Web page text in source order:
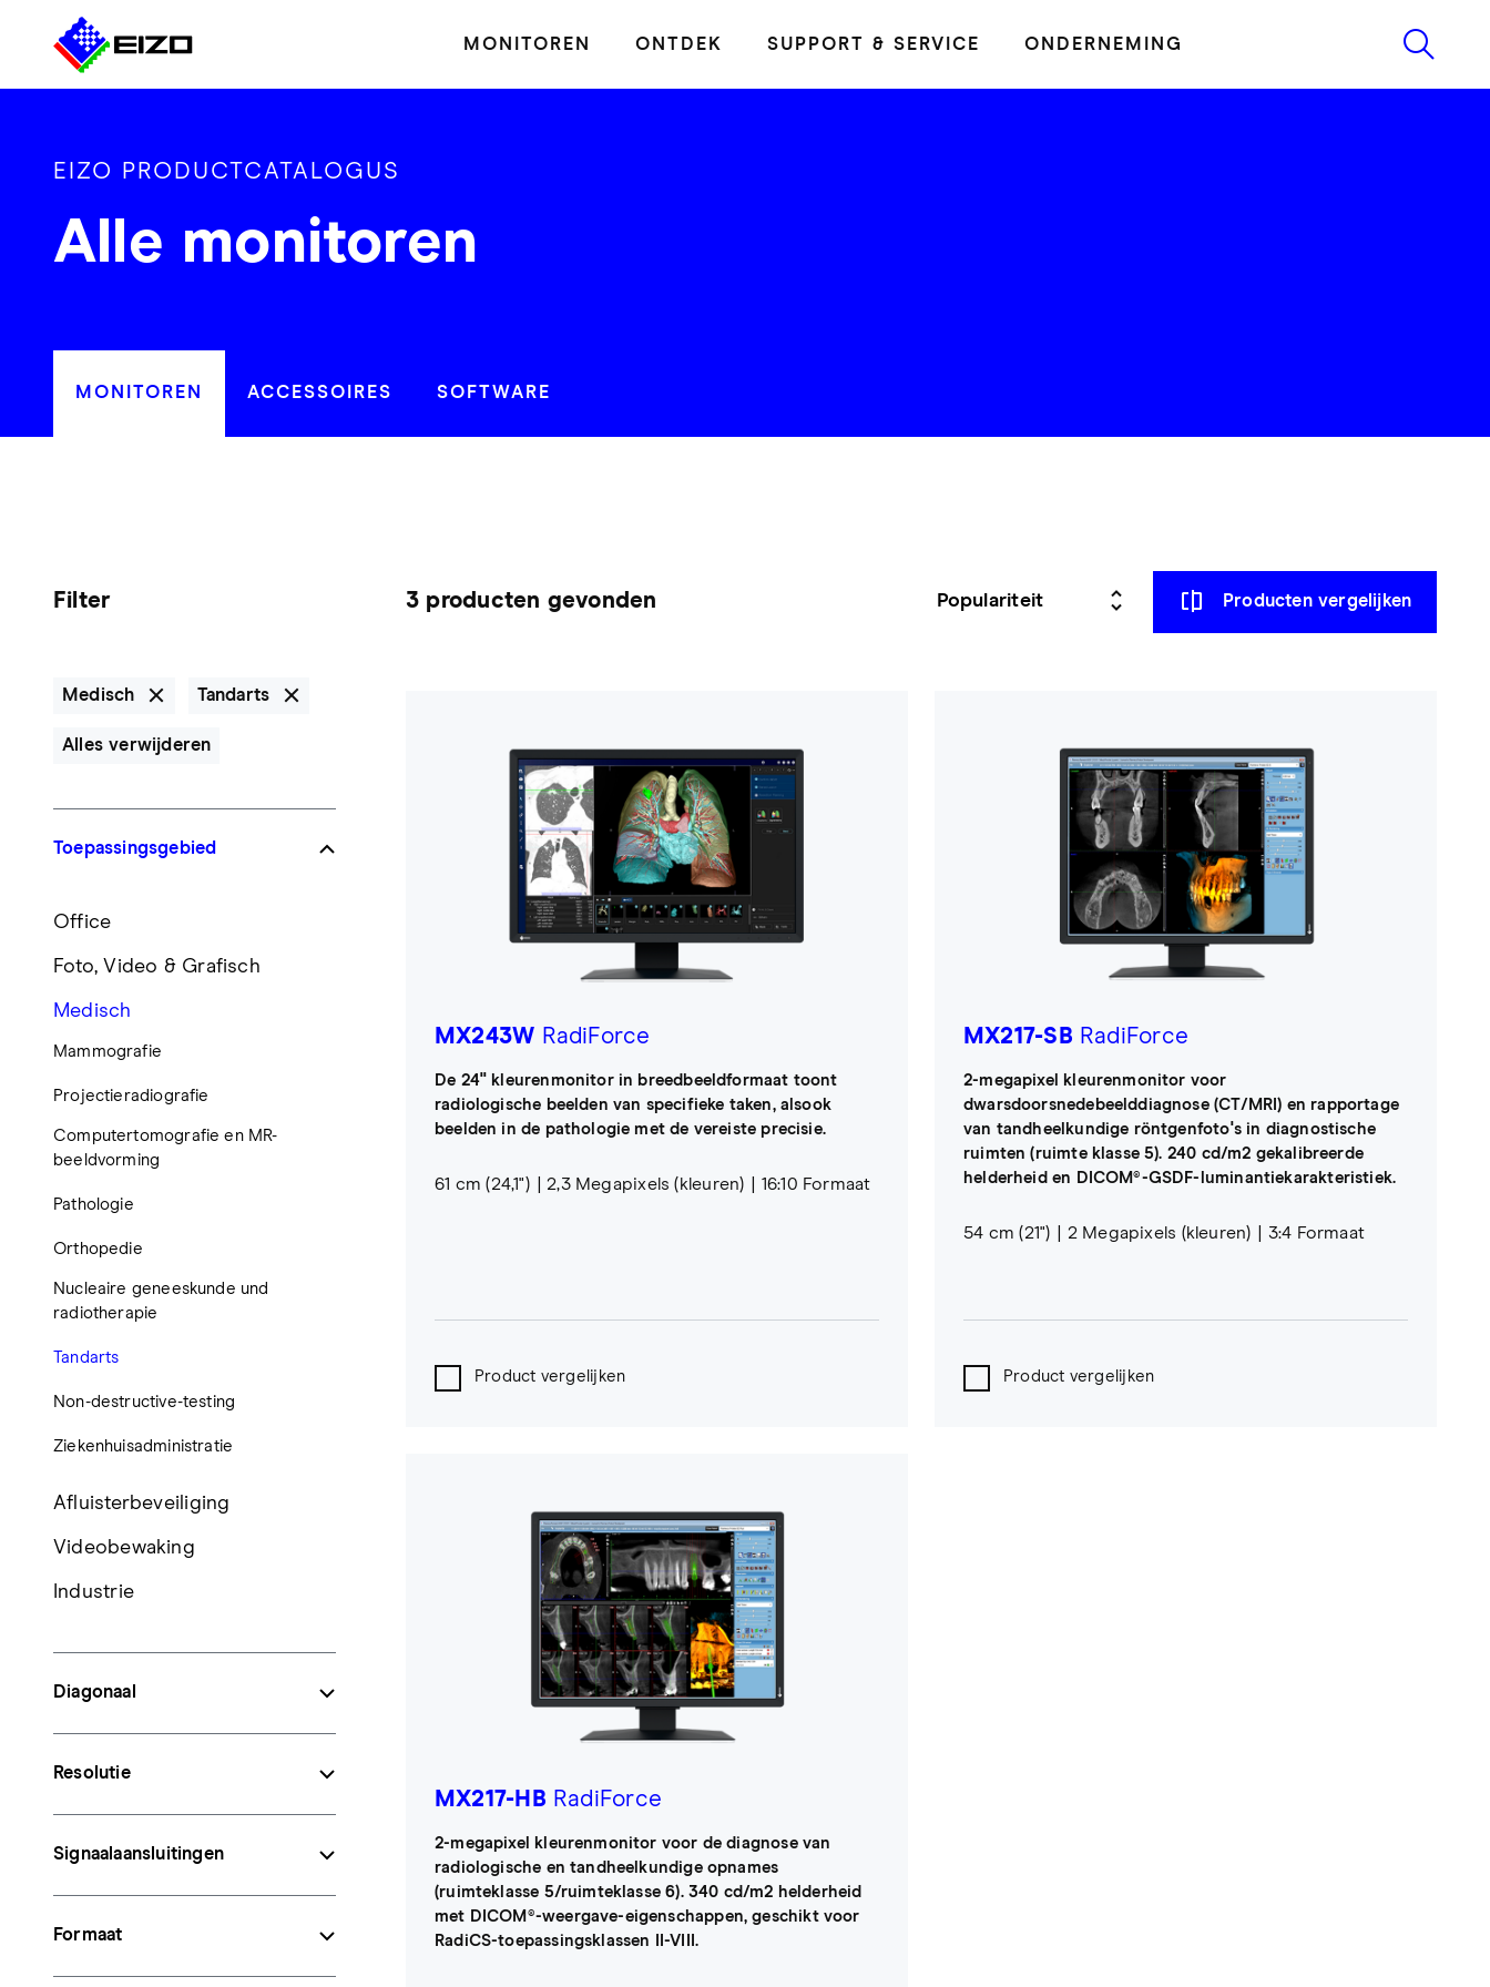
MONITOREN ONTDEK SUPPORT & SERVICE ONDERNEMING
EIZO PRODUCTCATALOGUS
Alle monitoren
MONITOREN ACCESSOIRES SOFTWARE
Filter 3 producten gevonden Producten vergelijken
Medisch Tandarts
Alles verwijderen
Toepassingsgebied
Office
Foto, Video & Grafisch
Medisch
Mammografie
Projectieradiografie
Computertomografie en MR-
beeldvorming
Pathologie
Orthopedie
Nucleaire geneeskunde und
radiotherapie
Tandarts
Non-destructive-testing
Ziekenhuisadministratie
Afluisterbeveiliging
Videobewaking
Industrie
Diagonaal
Resolutie
Signaalaansluitingen
Formaat
MX243W RadiForce
De 24" kleurenmonitor in breedbeeldformaat toont
radiologische beelden van specifieke taken, alsook
beelden in de pathologie met de vereiste precisie.
61 cm (24,1") 2,3 Megapixels (kleuren) 16:10 Formaat
Product vergelijken
MX217-SB RadiForce
2-megapixel kleurenmonitor voor
dwarsdoorsnedebeelddiagnose (CT/MRI) en rapportage
van tandheelkundige röntgenfoto's in diagnostische
ruimten (ruimte klasse 5). 240 cd/m2 gekalibreerde
helderheid en DICOM®-GSDF-luminantiekarakteristiek.
54 cm (21") 2 Megapixels (kleuren) 3:4 Formaat
Product vergelijken
MX217-HB RadiForce
2-megapixel kleurenmonitor voor de diagnose van
radiologische en tandheelkundige opnames
(ruimteklasse 5/ruimteklasse 6). 340 cd/m2 helderheid
met DICOM®-weergave-eigenschappen, geschikt voor
RadiCS-toepassingsklassen II-VIII.